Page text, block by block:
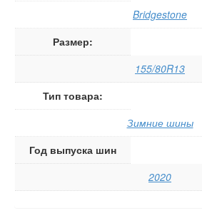
Bridgestone
Размер:
155/80R13
Тип товара:
Зимние шины
Год выпуска шин
2020